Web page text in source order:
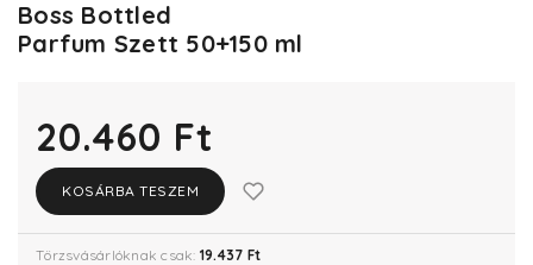
Boss Bottled
Parfum Szett 50+150 ml
20.460 Ft
KOSÁRBA TESZEM
Törzsvásárlóknak csak: 19.437 Ft